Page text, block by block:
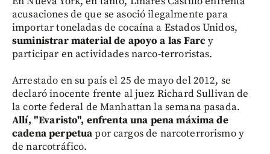
acusaciones de que se asoció ilegalmente para
importar toneladas de cocaína a Estados Unidos,
suministrar material de apoyo a las Farcy
participar en actividades narco-terroristas.
Arrestado en su país el 25 de mayo del 2012, se
declaró inocente frente al juez Richard Sullivan de
la corte federal de Manhattan la semana pasada.
Allí, "Evaristo", enfrenta una pena máxima de
cadena perpetuapor cargos de narcoterrorismo y
de narcotráfico.